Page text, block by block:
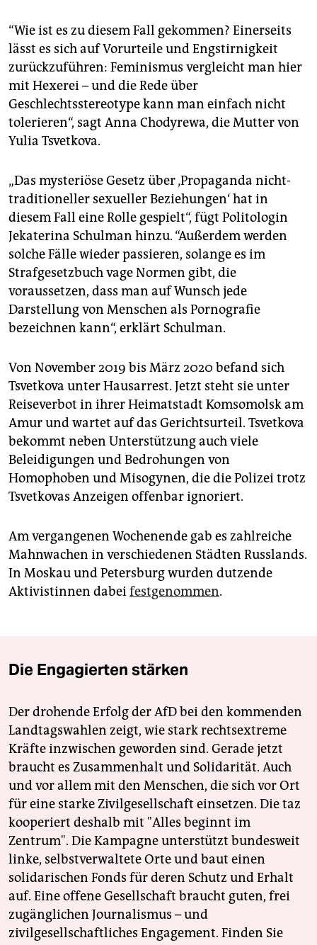
“Wie ist es zu diesem Fall gekommen? Einerseits
lässt es sich auf Vorurteile und Engstirnigkeit
zurückzuführen: Feminismus vergleicht man hier
mit Hexerei – und die Rede über
Geschlechtsstereotype kann man einfach nicht
tolerieren“, sagt Anna Chodyrewa, die Mutter von
Yulia Tsvetkova.
„Das mysteriöse Gesetz über ‚Propaganda nicht-
traditioneller sexueller Beziehungen‘ hat in
diesem Fall eine Rolle gespielt“, fügt Politologin
Jekaterina Schulman hinzu. “Außerdem werden
solche Fälle wieder passieren, solange es im
Strafgesetzbuch vage Normen gibt, die
voraussetzen, dass man auf Wunsch jede
Darstellung von Menschen als Pornografie
bezeichnen kann“, erklärt Schulman.
Von November 2019 bis März 2020 befand sich
Tsvetkova unter Hausarrest. Jetzt steht sie unter
Reiseverbot in ihrer Heimatstadt Komsomolsk am
Amur und wartet auf das Gerichtsurteil. Tsvetkova
bekommt neben Unterstützung auch viele
Beleidigungen und Bedrohungen von
Homophoben und Misogynen, die die Polizei trotz
Tsvetkovas Anzeigen offenbar ignoriert.
Am vergangenen Wochenende gab es zahlreiche
Mahnwachen in verschiedenen Städten Russlands.
In Moskau und Petersburg wurden dutzende
Aktivistinnen dabeifestgenommen.
Die Engagierten stärken
Der drohende Erfolg der AfD bei den kommenden
Landtagswahlen zeigt, wie stark rechtsextreme
Kräfte inzwischen geworden sind. Gerade jetzt
braucht es Zusammenhalt und Solidarität. Auch
und vor allem mit den Menschen, die sich vor Ort
für eine starke Zivilgesellschaft einsetzen. Die taz
kooperiert deshalb mit "Alles beginnt im
Zentrum". Die Kampagne unterstützt bundesweit
linke, selbstverwaltete Orte und baut einen
solidarischen Fonds für deren Schutz und Erhalt
auf. Eine offene Gesellschaft braucht guten, frei
zugänglichen Journalismus – und
zivilgesellschaftliches Engagement. Finden Sie